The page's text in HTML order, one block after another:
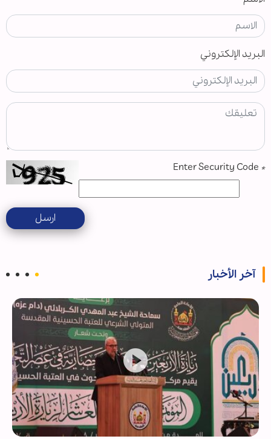
البريد الإلكتروني
*
ارسل
آخر الأخبار